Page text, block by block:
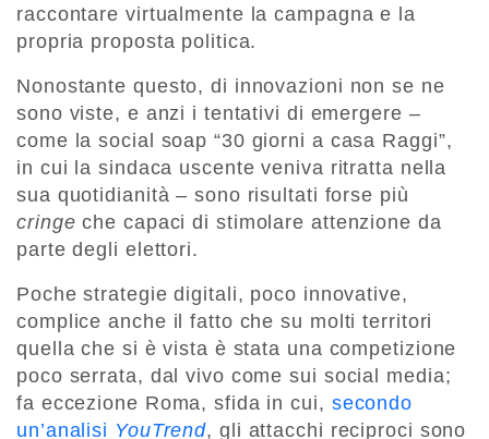
raccontare virtualmente la campagna e la
propria proposta politica.
Nonostante questo, di innovazioni non se ne
sono viste, e anzi i tentativi di emergere –
come la social soap “30 giorni a casa Raggi”,
in cui la sindaca uscente veniva ritratta nella
sua quotidianità – sono risultati forse più
cringe che capaci di stimolare attenzione da
parte degli elettori.
Poche strategie digitali, poco innovative,
complice anche il fatto che su molti territori
quella che si è vista è stata una competizione
poco serrata, dal vivo come sui social media;
fa eccezione Roma, sfida in cui, secondo
un’analisi YouTrend, gli attacchi reciproci sono